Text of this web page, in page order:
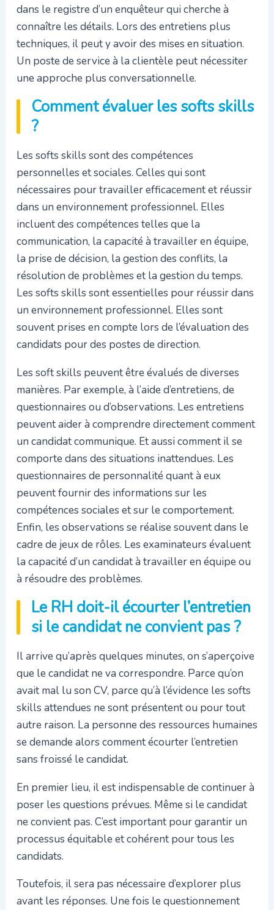
dans le registre d’un enquêteur qui cherche à
connaître les détails. Lors des entretiens plus
techniques, il peut y avoir des mises en situation.
Un poste de service à la clientèle peut nécessiter
une approche plus conversationnelle.
Comment évaluer les softs skills
?
Les softs skills sont des compétences
personnelles et sociales. Celles qui sont
nécessaires pour travailler efficacement et réussir
dans un environnement professionnel. Elles
incluent des compétences telles que la
communication, la capacité à travailler en équipe,
la prise de décision, la gestion des conflits, la
résolution de problèmes et la gestion du temps.
Les softs skills sont essentielles pour réussir dans
un environnement professionnel. Elles sont
souvent prises en compte lors de l’évaluation des
candidats pour des postes de direction.
Les soft skills peuvent être évalués de diverses
manières. Par exemple, à l’aide d’entretiens, de
questionnaires ou d’observations. Les entretiens
peuvent aider à comprendre directement comment
un candidat communique. Et aussi comment il se
comporte dans des situations inattendues. Les
questionnaires de personnalité quant à eux
peuvent fournir des informations sur les
compétences sociales et sur le comportement.
Enfin, les observations se réalise souvent dans le
cadre de jeux de rôles. Les examinateurs évaluent
la capacité d’un candidat à travailler en équipe ou
à résoudre des problèmes.
Le RH doit-il écourter l’entretien
si le candidat ne convient pas ?
Il arrive qu’après quelques minutes, on s’aperçoive
que le candidat ne va correspondre. Parce qu’on
avait mal lu son CV, parce qu’à l’évidence les softs
skills attendues ne sont présentent ou pour tout
autre raison. La personne des ressources humaines
se demande alors comment écourter l’entretien
sans froissé le candidat.
En premier lieu, il est indispensable de continuer à
poser les questions prévues. Même si le candidat
ne convient pas. C’est important pour garantir un
processus équitable et cohérent pour tous les
candidats.
Toutefois, il sera pas nécessaire d’explorer plus
avant les réponses. Une fois le questionnement